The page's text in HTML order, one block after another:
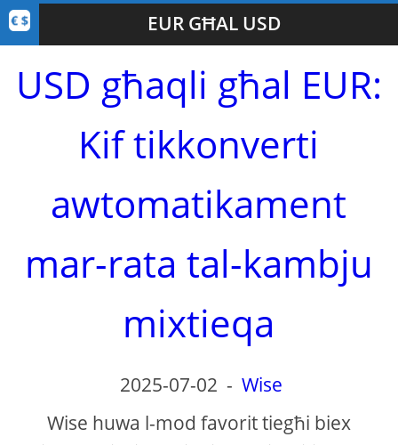
EUR GĦAL USD
USD għaqli għal EUR:
Kif tikkonverti
awtomatikament
mar-rata tal-kambju
mixtieqa
2025-07-02 - Wise
Wise huwa l-mod favorit tiegħi biex